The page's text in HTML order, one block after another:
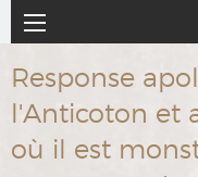
al
contenido
principal
Navegación
principal
Response
l'Anticoton et
où il est